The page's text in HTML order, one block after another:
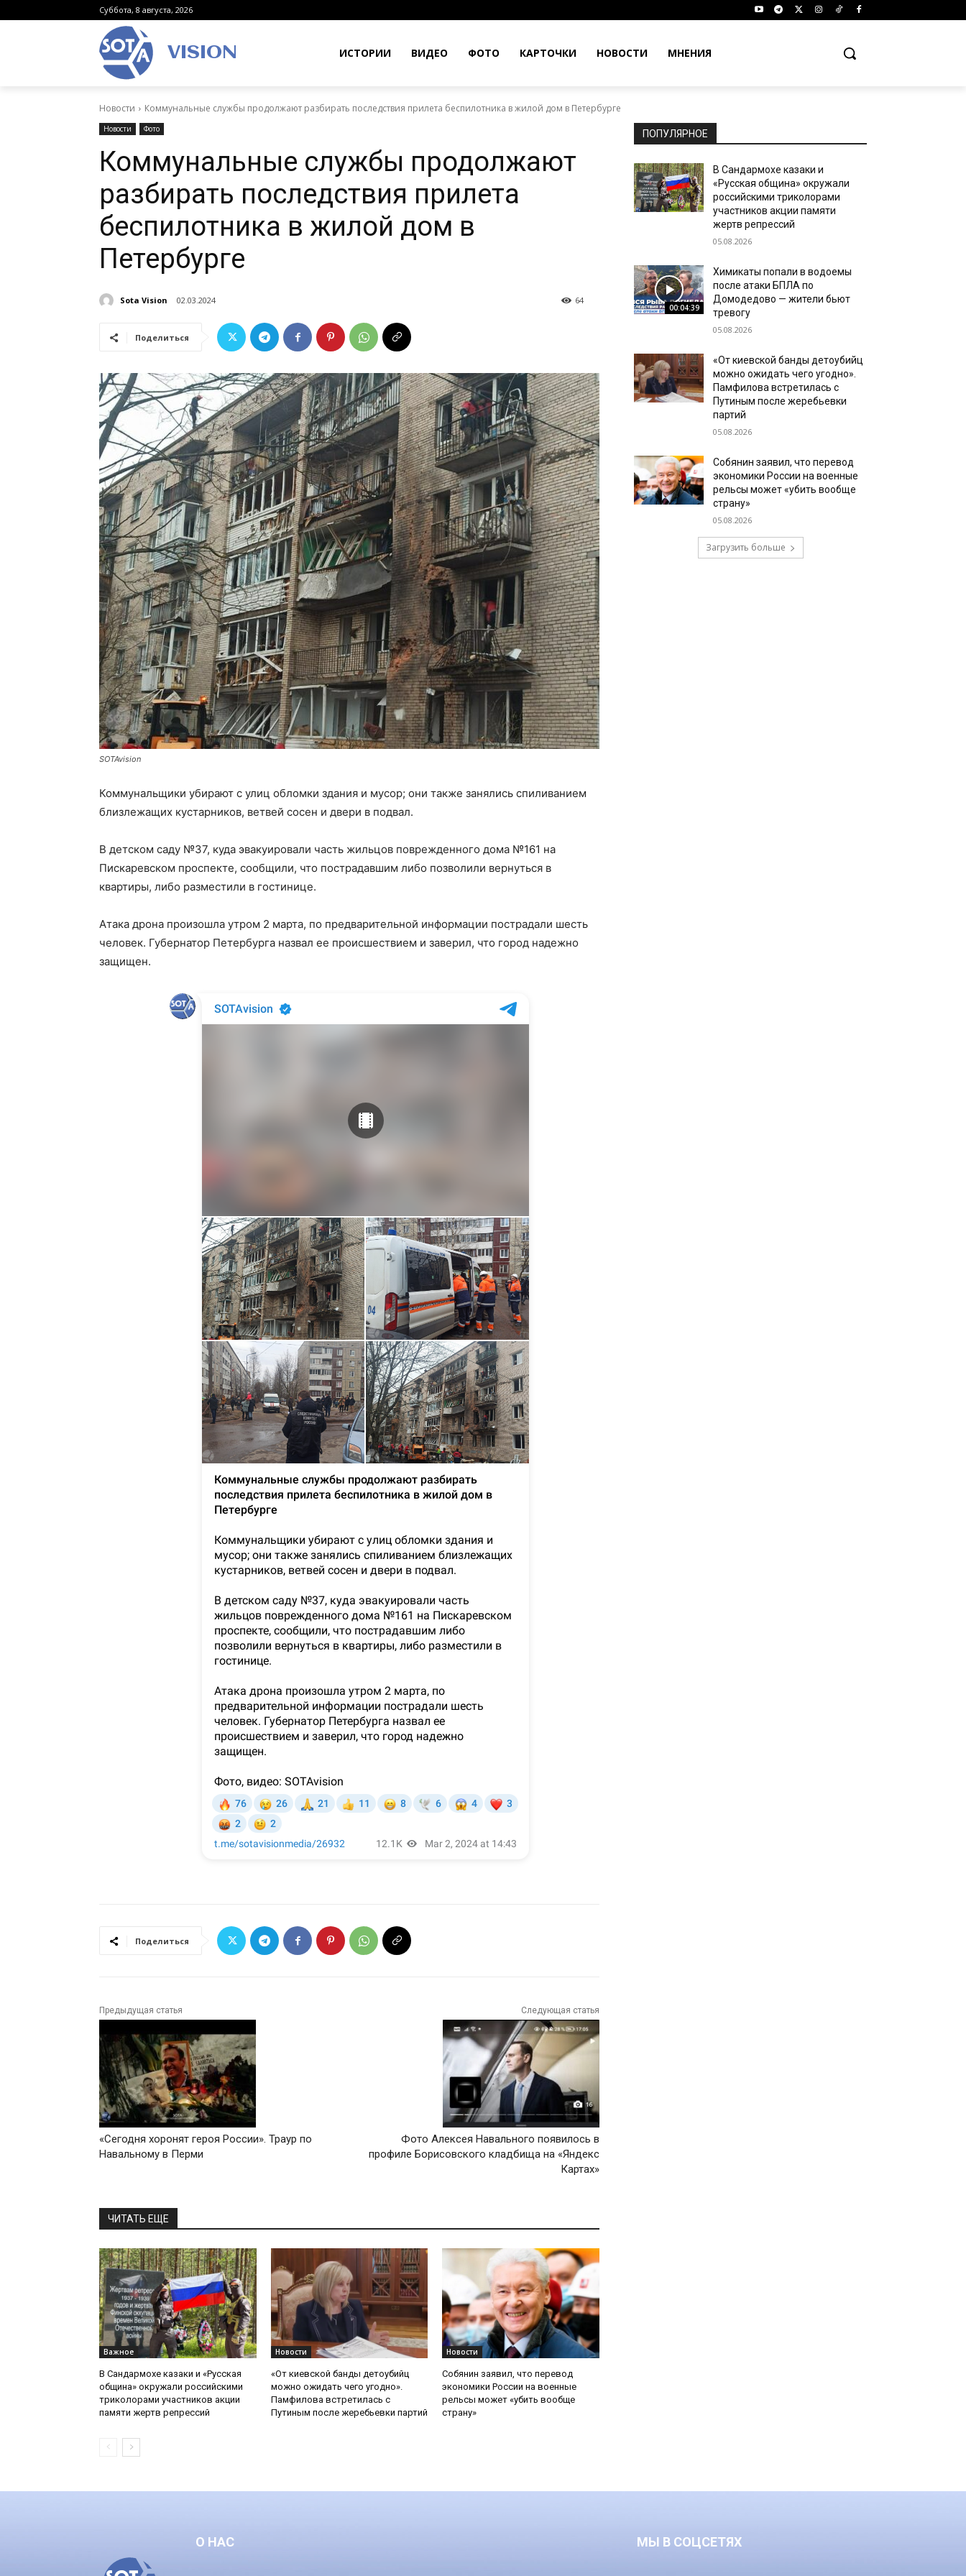
Суббота, 8 августа, 2026
VISION ИСТОРИИ ВИДЕО ФОТО КАРТОЧКИ НОВОСТИ МНЕНИЯ
Новости Коммунальные службы продолжают разбирать последствия прилета беспилотника в жилой дом в Петербурге
Новости Фото
Коммунальные службы продолжают
разбирать последствия прилета
беспилотника в жилой дом в
Петербурге
Sota Vision 02.03.2024 64
Поделиться
SOTAvision
Коммунальщики убирают с улиц обломки здания и мусор; они также занялись спиливанием
близлежащих кустарников, ветвей сосен и двери в подвал.
В детском саду №37, куда эвакуировали часть жильцов поврежденного дома №161 на
Пискаревском проспекте, сообщили, что пострадавшим либо позволили вернуться в
квартиры, либо разместили в гостинице.
Атака дрона произошла утром 2 марта, по предварительной информации пострадали шесть
человек. Губернатор Петербурга назвал ее происшествием и заверил, что город надежно
защищен.
Поделиться
Предыдущая статья
«Сегодня хоронят героя России». Траур по
Навальному в Перми
Следующая статья
Фото Алексея Навального появилось в
профиле Борисовского кладбища на «Яндекс
Картах»
ЧИТАТЬ ЕЩЕ
Важное
В Сандармохе казаки и «Русская
община» окружали российскими
триколорами участников акции
памяти жертв репрессий
Новости
«От киевской банды детоубийц
можно ожидать чего угодно».
Памфилова встретилась с
Путиным после жеребьевки партий
Новости
Собянин заявил, что перевод
экономики России на военные
рельсы может «убить вообще
страну»
ПОПУЛЯРНОЕ
В Сандармохе казаки и
«Русская община» окружали
российскими триколорами
участников акции памяти
жертв репрессий
05.08.2026
00:04:39
Химикаты попали в водоемы
после атаки БПЛА по
Домодедово — жители бьют
тревогу
05.08.2026
«От киевской банды детоубийц
можно ожидать чего угодно».
Памфилова встретилась с
Путиным после жеребьевки
партий
05.08.2026
Собянин заявил, что перевод
экономики России на военные
рельсы может «убить вообще
страну»
05.08.2026
Загрузить больше
О НАС МЫ В СОЦСЕТЯХ